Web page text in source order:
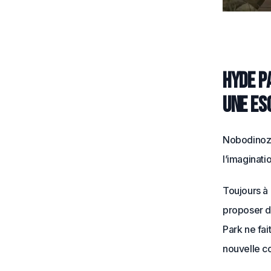
Hyde
une
Toujours
proposer
Park ne
nouvelle